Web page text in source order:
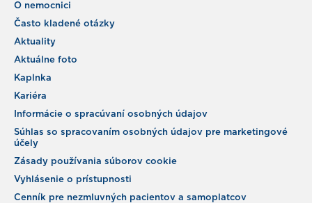
O nemocnici
Často kladené otázky
Aktuality
Aktuálne foto
Kaplnka
Kariéra
Informácie o spracúvaní osobných údajov
Súhlas so spracovaním osobných údajov pre marketingové
účely
Zásady používania súborov cookie
Vyhlásenie o prístupnosti
Cenník pre nezmluvných pacientov a samoplatcov